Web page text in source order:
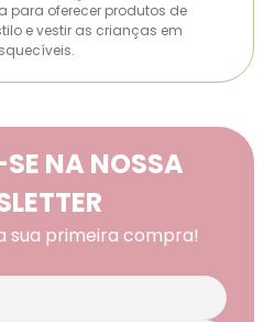
para oferecer produtos de
e vestir as crianças em
NA NOSSA
sua primeira compra!